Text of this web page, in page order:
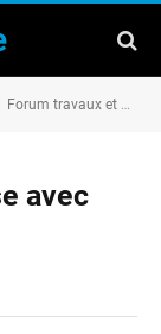
Forum travaux et rénovation
avec